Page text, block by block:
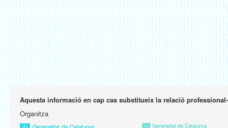
Aquesta informació en cap cas substitueix la relació
Organitza